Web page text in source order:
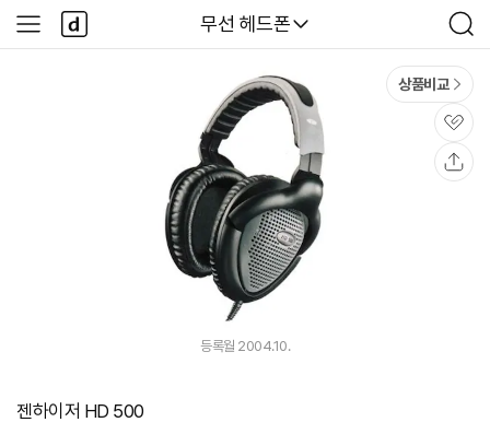
다나와
무선 헤드폰
검
색
사
이
다
나
와
상품비교
관
심
등록월 2004.10.
젠하이저 HD 500